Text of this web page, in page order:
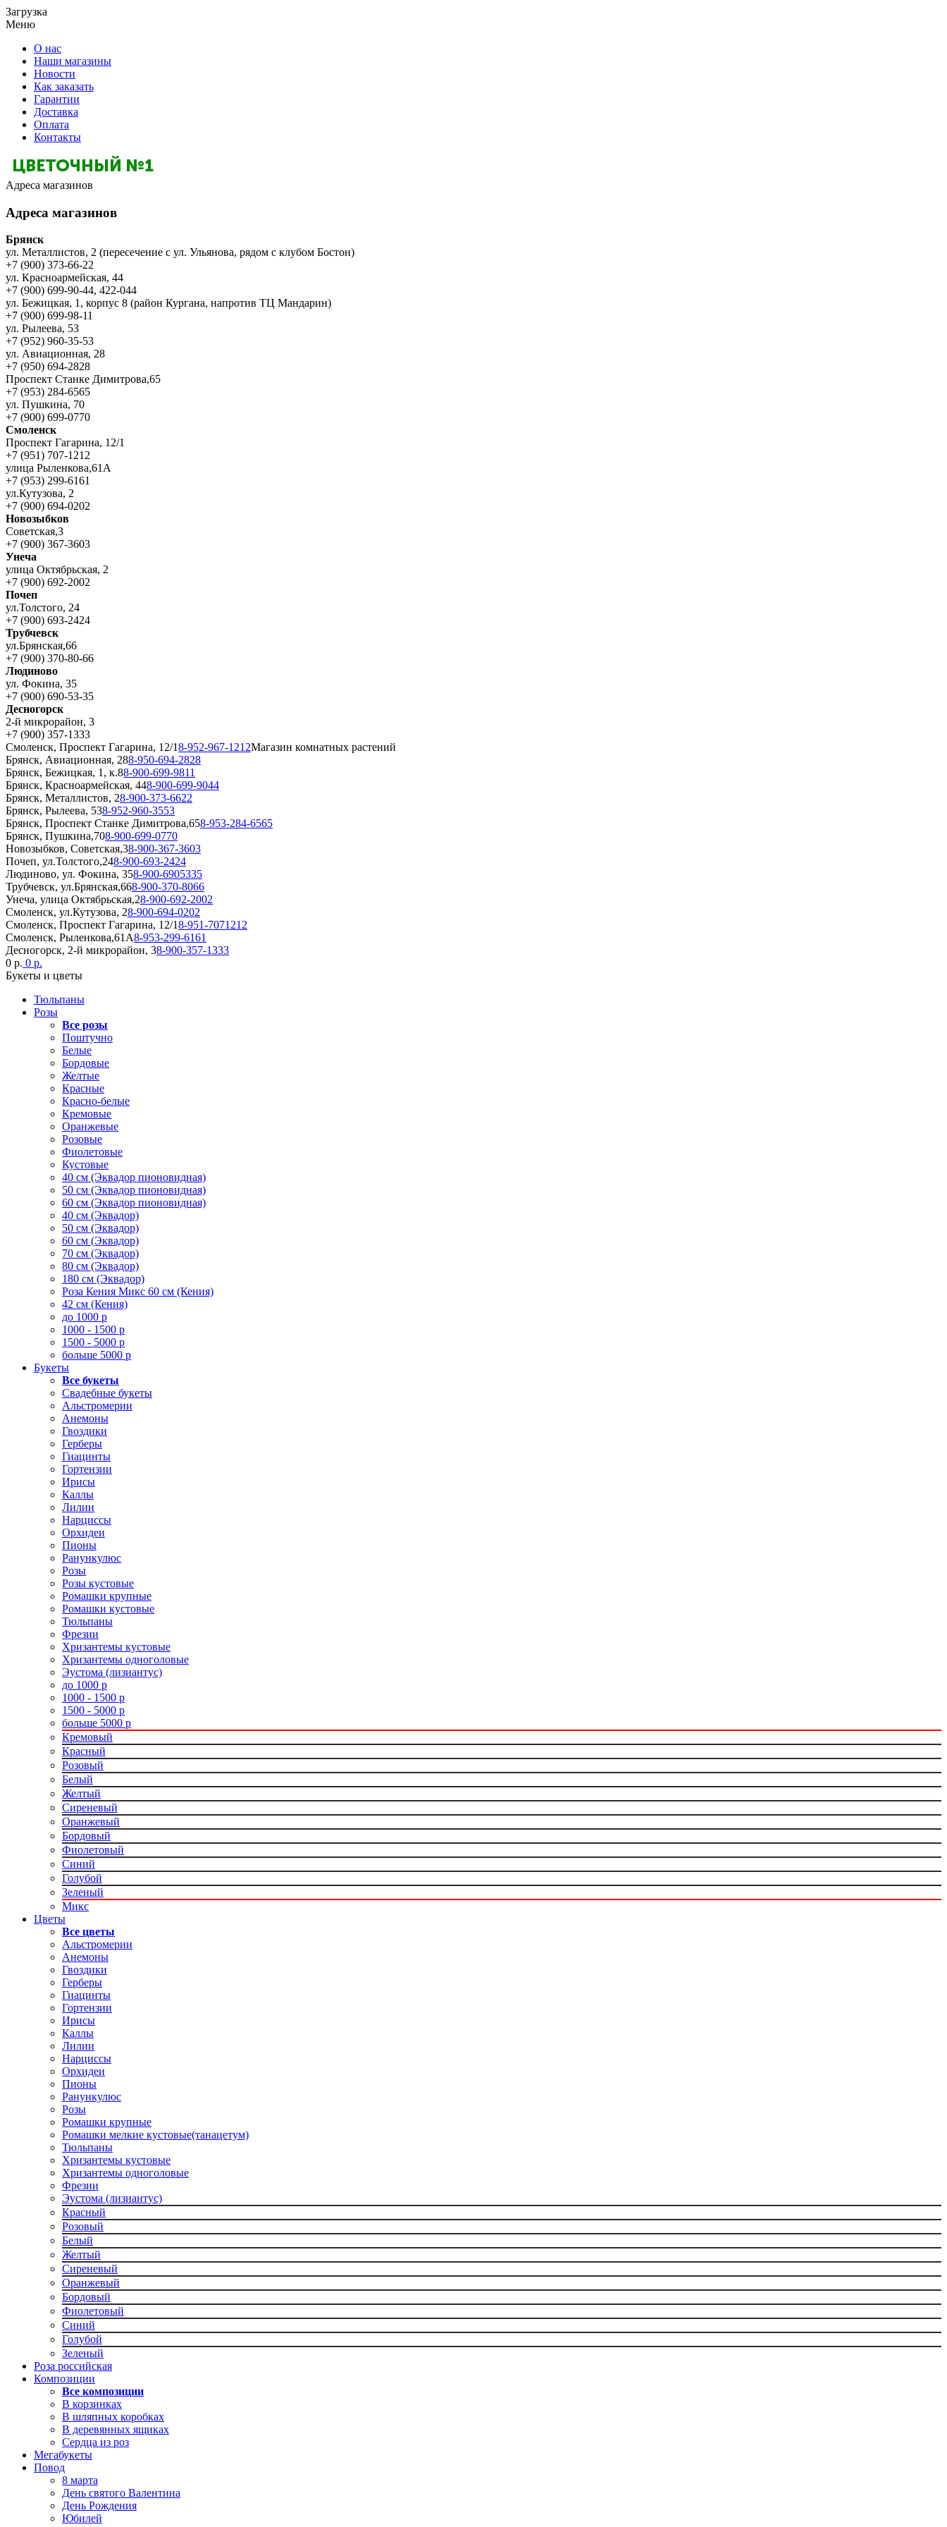
Загрузка
Меню
О нас
Наши магазины
Новости
Как заказать
Гарантии
Доставка
Оплата
Контакты
Адреса магазинов
Адреса магазинов
Брянск
ул. Металлистов, 2 (пересечение с ул. Ульянова, рядом с клубом Бостон)
+7 (900) 373-66-22
ул. Красноармейская, 44
+7 (900) 699-90-44, 422-044
ул. Бежицкая, 1, корпус 8 (район Кургана, напротив ТЦ Мандарин)
+7 (900) 699-98-11
ул. Рылеева, 53
+7 (952) 960-35-53
ул. Авиационная, 28
+7 (950) 694-2828
Проспект Станке Димитрова,65
+7 (953) 284-6565
ул. Пушкина, 70
+7 (900) 699-0770
Смоленск
Проспект Гагарина, 12/1
+7 (951) 707-1212
улица Рыленкова,61А
+7 (953) 299-6161
ул.Кутузова, 2
+7 (900) 694-0202
Новозыбков
Советская,3
+7 (900) 367-3603
Унеча
улица Октябрьская, 2
+7 (900) 692-2002
Почеп
ул.Толстого, 24
+7 (900) 693-2424
Трубчевск
ул.Брянская,66
+7 (900) 370-80-66
Людиново
ул. Фокина, 35
+7 (900) 690-53-35
Десногорск
2-й микрорайон, 3
+7 (900) 357-1333
Смоленск, Проспект Гагарина, 12/18-952-967-1212Магазин комнатных растений
Брянск, Авиационная, 288-950-694-2828
Брянск, Бежицкая, 1, к.88-900-699-9811
Брянск, Красноармейская, 448-900-699-9044
Брянск, Металлистов, 28-900-373-6622
Брянск, Рылеева, 538-952-960-3553
Брянск, Проспект Станке Димитрова,658-953-284-6565
Брянск, Пушкина,708-900-699-0770
Новозыбков, Советская,38-900-367-3603
Почеп, ул.Толстого,248-900-693-2424
Людиново, ул. Фокина, 358-900-6905335
Трубчевск, ул.Брянская,668-900-370-8066
Унеча, улица Октябрьская,28-900-692-2002
Смоленск, ул.Кутузова, 28-900-694-0202
Смоленск, Проспект Гагарина, 12/18-951-7071212
Смоленск, Рыленкова,61А8-953-299-6161
Десногорск, 2-й микрорайон, 38-900-357-1333
0 р. 0 р.
Букеты и цветы
Тюльпаны
Розы
Все розы
Поштучно
Белые
Бордовые
Желтые
Красные
Красно-белые
Кремовые
Оранжевые
Розовые
Фиолетовые
Кустовые
40 см (Эквадор пионовидная)
50 см (Эквадор пионовидная)
60 см (Эквадор пионовидная)
40 см (Эквадор)
50 см (Эквадор)
60 см (Эквадор)
70 см (Эквадор)
80 см (Эквадор)
180 см (Эквадор)
Роза Кения Микс 60 см (Кения)
42 см (Кения)
до 1000 р
1000 - 1500 р
1500 - 5000 р
больше 5000 р
Букеты
Все букеты
Свадебные букеты
Альстромерии
Анемоны
Гвоздики
Герберы
Гиацинты
Гортензии
Ирисы
Каллы
Лилии
Нарциссы
Орхидеи
Пионы
Ранункулюс
Розы
Розы кустовые
Ромашки крупные
Ромашки кустовые
Тюльпаны
Фрезии
Хризантемы кустовые
Хризантемы одноголовые
Эустома (лизиантус)
до 1000 р
1000 - 1500 р
1500 - 5000 р
больше 5000 р
Кремовый
Красный
Розовый
Белый
Желтый
Сиреневый
Оранжевый
Бордовый
Фиолетовый
Синий
Голубой
Зеленый
Микс
Цветы
Все цветы
Альстромерии
Анемоны
Гвоздики
Герберы
Гиацинты
Гортензии
Ирисы
Каллы
Лилии
Нарциссы
Орхидеи
Пионы
Ранункулюс
Розы
Ромашки крупные
Ромашки мелкие кустовые(танацетум)
Тюльпаны
Хризантемы кустовые
Хризантемы одноголовые
Фрезии
Эустома (лизиантус)
Красный
Розовый
Белый
Желтый
Сиреневый
Оранжевый
Бордовый
Фиолетовый
Синий
Голубой
Зеленый
Роза российская
Композиции
Все композиции
В корзинках
В шляпных коробках
В деревянных ящиках
Сердца из роз
Мегабукеты
Повод
8 марта
День святого Валентина
День Рождения
Юбилей